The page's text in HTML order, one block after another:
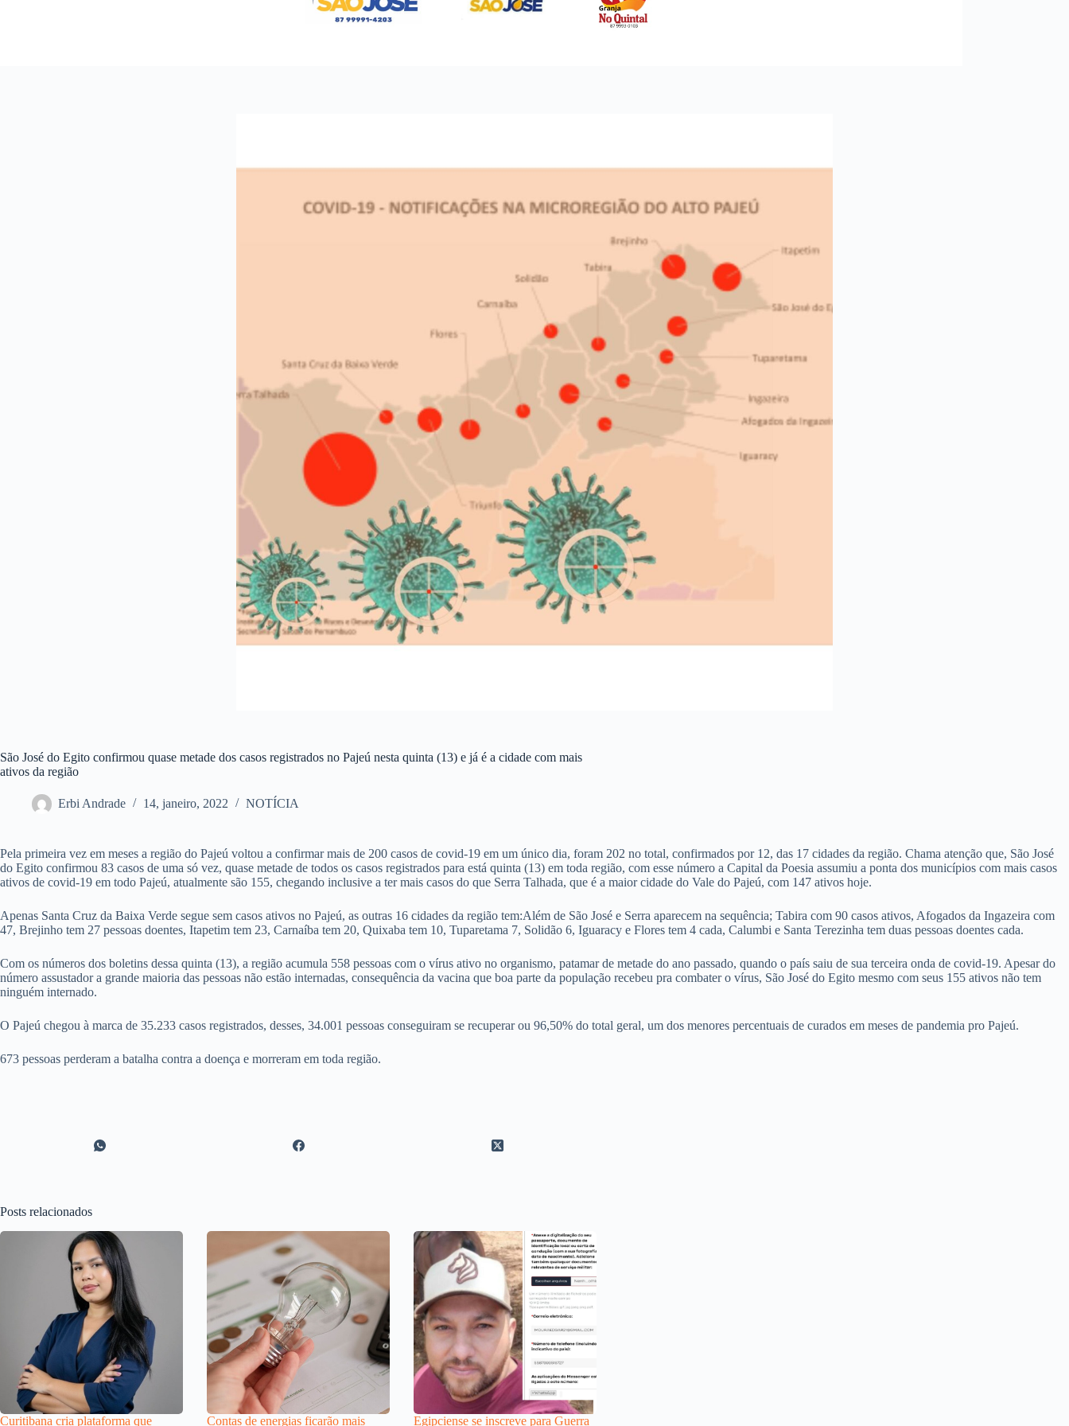
São José do Egito confirmou quase metade dos casos registrados no Pajeú nesta quinta (13) e já é a cidade com mais
ativos da região
Erbi Andrade 14, janeiro, 2022 NOTÍCIA
Pela primeira vez em meses a região do Pajeú voltou a confirmar mais de 200 casos de covid-19 em um único dia, foram 202 no total, confirmados por 12, das 17 cidades da região. Chama atenção que, São José
do Egito confirmou 83 casos de uma só vez, quase metade de todos os casos registrados para está quinta (13) em toda região, com esse número a Capital da Poesia assumiu a ponta dos municípios com mais casos
ativos de covid-19 em todo Pajeú, atualmente são 155, chegando inclusive a ter mais casos do que Serra Talhada, que é a maior cidade do Vale do Pajeú, com 147 ativos hoje.
Apenas Santa Cruz da Baixa Verde segue sem casos ativos no Pajeú, as outras 16 cidades da região tem:Além de São José e Serra aparecem na sequência; Tabira com 90 casos ativos, Afogados da Ingazeira com
47, Brejinho tem 27 pessoas doentes, Itapetim tem 23, Carnaíba tem 20, Quixaba tem 10, Tuparetama 7, Solidão 6, Iguaracy e Flores tem 4 cada, Calumbi e Santa Terezinha tem duas pessoas doentes cada.
Com os números dos boletins dessa quinta (13), a região acumula 558 pessoas com o vírus ativo no organismo, patamar de metade do ano passado, quando o país saiu de sua terceira onda de covid-19. Apesar do
número assustador a grande maioria das pessoas não estão internadas, consequência da vacina que boa parte da população recebeu pra combater o vírus, São José do Egito mesmo com seus 155 ativos não tem
ninguém internado.
O Pajeú chegou à marca de 35.233 casos registrados, desses, 34.001 pessoas conseguiram se recuperar ou 96,50% do total geral, um dos menores percentuais de curados em meses de pandemia pro Pajeú.
673 pessoas perderam a batalha contra a doença e morreram em toda região.
Posts relacionados
Curitibana cria plataforma que Contas de energias ficarão mais Egipciense se inscreve para Guerra